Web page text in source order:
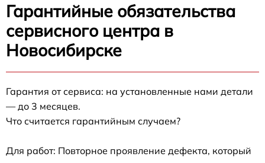
Гарантийные обязательства
сервисного центра в
Новосибирске
Гарантия от сервиса: на установленные нами детали
— до 3 месяцев.
Что считается гарантийным случаем?
Для работ: Повторное проявление дефекта, который